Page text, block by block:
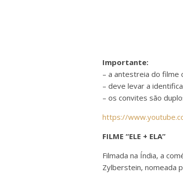
Importante:
– a antestreia do filme
– deve levar a
– os convites são
https://
FILME “ELE + ELA”
Filmada na Índia, a
Zylberstein, nomeada